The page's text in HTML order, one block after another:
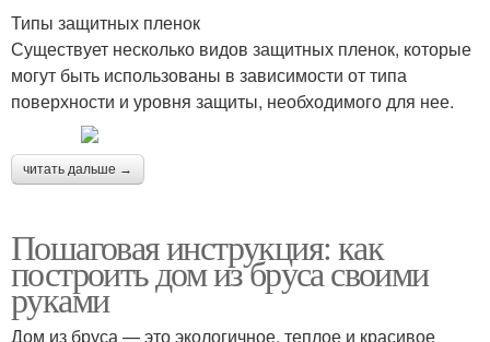
Типы защитных пленок
Существует несколько видов защитных пленок, которые
могут быть использованы в зависимости от типа
поверхности и уровня защиты, необходимого для нее.
читать дальше →
Пошаговая инструкция: как
построить дом из бруса своими
руками
Дом из бруса — это экологичное, теплое и красивое